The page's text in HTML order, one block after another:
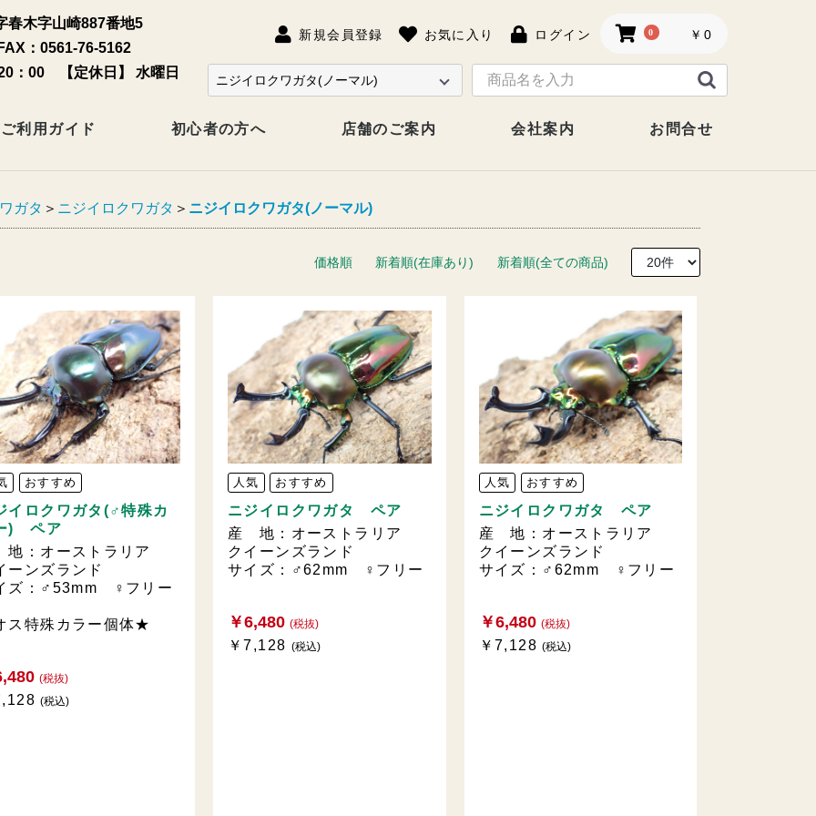
春木字山崎887番地5
：0561-76-5162
：00 【定休日】 水曜日
新規会員登録 お気に入り ログイン 0 ￥0
ご利用ガイド 初心者の方へ 店舗のご案内 会社案内 お問合せ
ガタ ＞ ニジイロクワガタ ＞ ニジイロクワガタ(ノーマル)
価格順 新着順(在庫あり) 新着順(全ての商品)
おすすめ
イロクワガタ(♂特殊カ
) ペア
：オーストラリア
ーンズランド
ズ：♂53mm ♀フリー
ス特殊カラー個体★
(税抜)
(税込)
人気 おすすめ
ニジイロクワガタ ペア
産 地：オーストラリア
クイーンズランド
サイズ：♂62mm ♀フリー
￥6,480 (税抜)
￥7,128 (税込)
人気 おすすめ
ニジイロクワガタ ペア
産 地：オーストラリア
クイーンズランド
サイズ：♂62mm ♀フリー
￥6,480 (税抜)
￥7,128(税込)